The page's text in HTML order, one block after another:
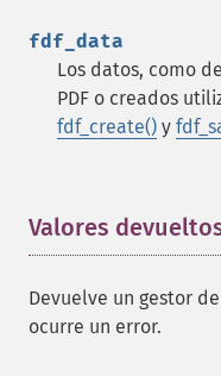
fdf_data
Los datos, como
PDF o creados
fdf_create() y
Valores
Devuelve un gestor
ocurre un error.